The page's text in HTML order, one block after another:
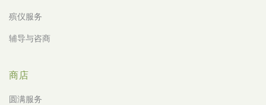
殡仪服务
辅导与咨商
商店
圆满服务